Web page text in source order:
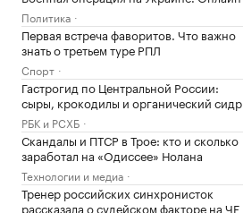
Политика
Первая встреча фаворитов. Что важно
знать о третьем туре РПЛ
Спорт
Гастрогид по Центральной России:
сыры, крокодилы и органический сидр
РБК и РСХБ
Скандалы и ПТСР в Трое: кто и сколько
заработал на «Одиссее» Нолана
Технологии и медиа
Тренер российских синхронисток
рассказала о судейском факторе на ЧЕ